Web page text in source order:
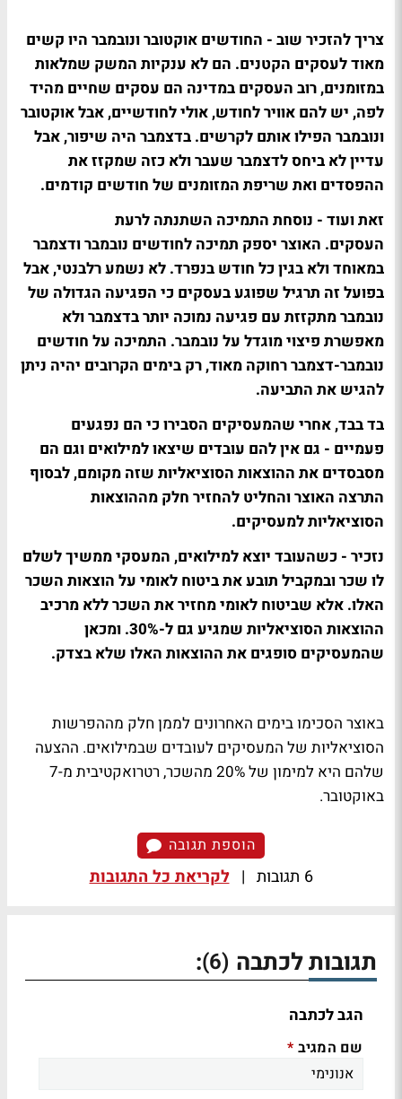
צריך להזכיר שוב - החודשים אוקטובר ונובמבר היו קשים
מאוד לעסקים הקטנים. הם לא ענקיות המשק שמלאות
במזומנים, רוב העסקים במדינה הם עסקים שחיים מהיד
לפה, יש להם אוויר לחודש, אולי לחודשיים, אבל אוקטובר
ונובמבר הפילו אותם לקרשים. בדצמבר היה שיפור, אבל
עדיין לא ביחס לדצמבר שעבר ולא כזה שמקזז את
ההפסדים ואת שריפת המזומנים של חודשים קודמים.
זאת ועוד - נוסחת התמיכה השתנתה לרעת
העסקים. האוצר יספק תמיכה לחודשים נובמבר ודצמבר
במאוחד ולא בגין כל חודש בנפרד. לא נשמע רלבנטי, אבל
בפועל זה תרגיל שפוגע בעסקים כי הפגיעה הגדולה של
נובמבר מתקזזת עם פגיעה נמוכה יותר בדצמבר ולא
מאפשרת פיצוי מוגדל על נובמבר. התמיכה על חודשים
נובמבר-דצמבר רחוקה מאוד, רק בימים הקרובים יהיה ניתן
להגיש את התביעה.
בד בבד, אחרי שהמעסיקים הסבירו כי הם נפגעים
פעמיים - גם אין להם עובדים שיצאו למילואים וגם הם
מסבסדים את ההוצאות הסוציאליות שזה מקומם, לבסוף
התרצה האוצר והחליט להחזיר חלק מההוצאות
הסוציאליות למעסיקים.
נזכיר - כשהעובד יוצא למילואים, המעסקי ממשיך לשלם
לו שכר ובמקביל תובע את ביטוח לאומי על הוצאות השכר
האלו. אלא שביטוח לאומי מחזיר את השכר ללא מרכיב
ההוצאות הסוציאליות שמגיע גם ל-30%. ומכאן
שהמעסיקים סופגים את ההוצאות האלו שלא בצדק.
באוצר הסכימו בימים האחרונים לממן חלק מההפרשות
הסוציאליות של המעסיקים לעובדים שבמילואים. ההצעה
שלהם היא למימון של 20% מהשכר, רטרואקטיבית מ-7
באוקטובר.
הוספת תגובה
6 תגובות | לקריאת כל התגובות
תגובות לכתבה (6)
:
הגב לכתבה
שם המגיב *